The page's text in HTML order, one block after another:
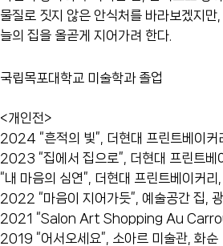
물질로 짓지 않은 안식처를 바라보겠지
늘의 집을 올곧게 지어가려 한다.
국립목포대학교 미술학과 졸업
<개인전>
2024 “흔적의 빛”, 더현대 프린트베이커
2023 “집에서 집으로”, 더현대 프린트베
“내 마음의 심연”, 더현대 프린트베이커리
2022 “마음이 지어가듯”, 예술공간 집,
2021 “Salon Art Shopping Au
2019 “어서오세요”, 소아르 미술관, 화순